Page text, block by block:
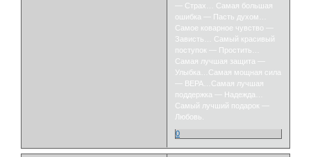
— Страх… Самая большая
ошибка — Пасть духом…
Самое коварное чувство —
Зависть… Самый красивый
поступок — Простить…
Самая лучшая защита —
Улыбка…Самая мощная сила
— ВЕРА…Самая лучшая
поддержка — Надежда…
Самый лучший подарок —
Любовь.
0